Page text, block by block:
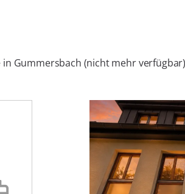
Gummersbach (nicht mehr